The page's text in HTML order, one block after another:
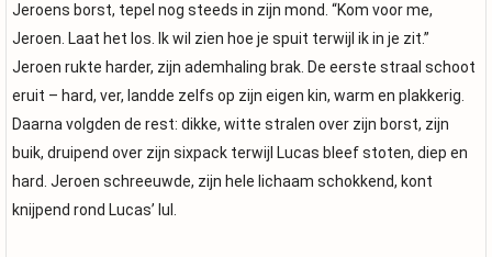
Jeroens borst, tepel nog steeds in zijn mond. “Kom voor me,
Jeroen. Laat het los. Ik wil zien hoe je spuit terwijl ik in je zit.”
Jeroen rukte harder, zijn ademhaling brak. De eerste straal schoot
eruit – hard, ver, landde zelfs op zijn eigen kin, warm en plakkerig.
Daarna volgden de rest: dikke, witte stralen over zijn borst, zijn
buik, druipend over zijn sixpack terwijl Lucas bleef stoten, diep en
hard. Jeroen schreeuwde, zijn hele lichaam schokkend, kont
knijpend rond Lucas’ lul.